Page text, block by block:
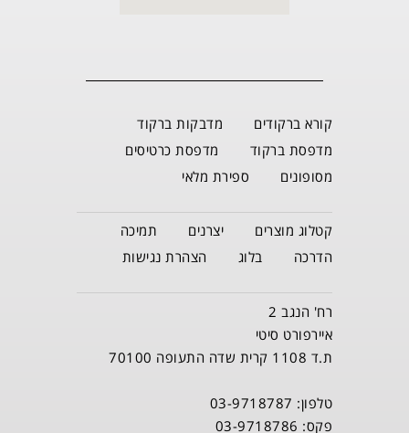
קורא ברקודים
מדבקות ברקוד
מדפסת ברקוד
מדפסת כרטיסים
מסופונים
ספירת מלאי
קטלוג מוצרים יצרנים
תמיכה
הדרכה
בלוג הצהרת נגישות
רח' הנגב 2
איירפורט סיטי
ת.ד 1108 קרית שדה התעופה 70100
טלפון: 03-9718787
פקס: 03-9718786